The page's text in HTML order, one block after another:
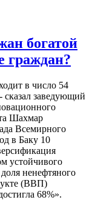
богатой
граждан?
в число 54
сказал заведующий
Шахмар
Всемирного
в Баку 10
устойчивого
ненефтяного
(ВВП)
68%».